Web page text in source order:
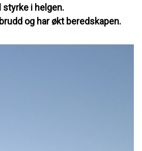
i helgen.
og har økt beredskapen.